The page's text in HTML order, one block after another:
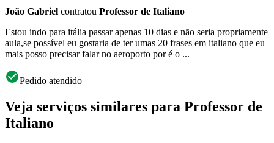
João Gabriel contratou Professor de Italiano
Estou indo para itália passar apenas 10 dias e não seria propriamente
aula,se possível eu gostaria de ter umas 20 frases em italiano que eu
mais posso precisar falar no aeroporto por é o ...
Pedido atendido
Veja serviços similares para Professor de
Italiano